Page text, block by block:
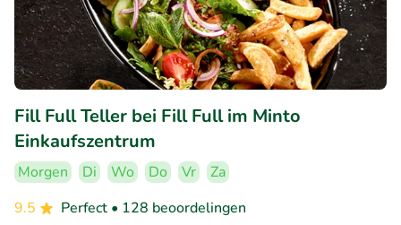
Fill Full Teller bei Fill Full im Minto
Einkaufszentrum
Morgen Di Wo Do Vr
Za
9.5
Perfect • 128 beoordelingen